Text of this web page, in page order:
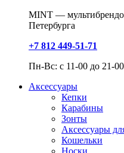
MINT —
Петербурга
+7 812 449-51-71
Пн-Вс: с 11-00 до 21-00
Аксессуары
Кепки
Карабины
Зонты
Аксессуары
Кошельки
Носки